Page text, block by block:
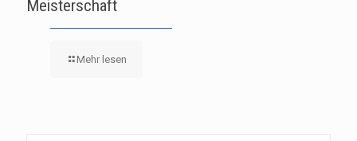
Meisterschaft
Mehr lesen